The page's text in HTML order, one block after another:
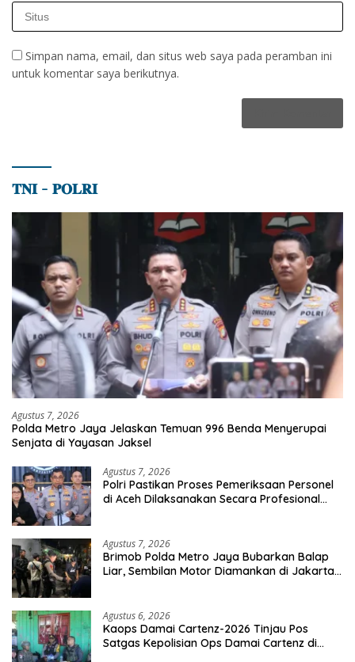
Simpan nama, email, dan situs web saya pada peramban ini
untuk komentar saya berikutnya.
𝐓𝐍𝐈 – 𝐏𝐎𝐋𝐑𝐈
Agustus 7, 2026
Polda Metro Jaya Jelaskan Temuan 996 Benda Menyerupai
Senjata di Yayasan Jaksel
Agustus 7, 2026
Polri Pastikan Proses Pemeriksaan Personel
di Aceh Dilaksanakan Secara Profesional
Agustus 7, 2026
Brimob Polda Metro Jaya Bubarkan Balap
Liar, Sembilan Motor Diamankan di Jakarta
Agustus 6, 2026
Kaops Damai Cartenz-2026 Tinjau Pos
Satgas Kepolisian Ops Damai Cartenz di